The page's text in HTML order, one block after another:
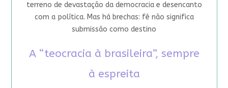
terreno de devastação da democracia e desencanto
com a política. Mas há brechas: fé não significa
submissão como destino
A “teocracia à brasileira”, sempre
à espreita